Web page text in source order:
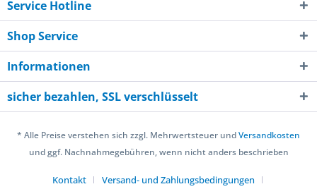
Service Hotline
Shop Service
Informationen
sicher bezahlen, SSL verschlüsselt
* Alle Preise verstehen sich zzgl. Mehrwertsteuer undVersandkosten
und ggf. Nachnahmegebühren, wenn nicht anders beschrieben
Kontakt Versand- und Zahlungsbedingungen